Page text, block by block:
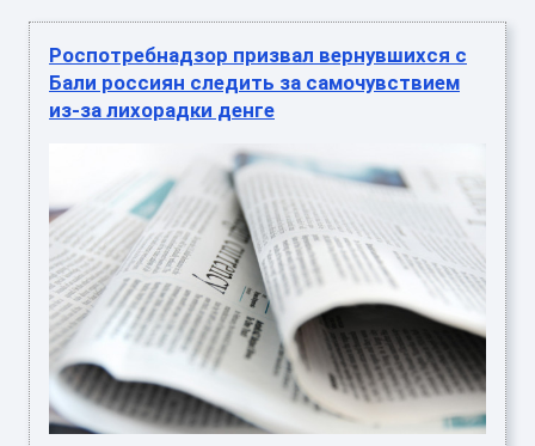
Роспотребнадзор призвал вернувшихся с
Бали россиян следить за самочувствием
из-за лихорадки денге